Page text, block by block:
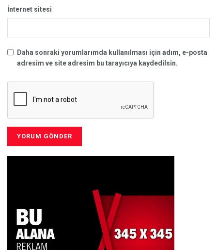
İnternet sitesi
Daha sonraki yorumlarımda kullanılması için adım, e-posta
adresim ve site adresim bu tarayıcıya kaydedilsin.